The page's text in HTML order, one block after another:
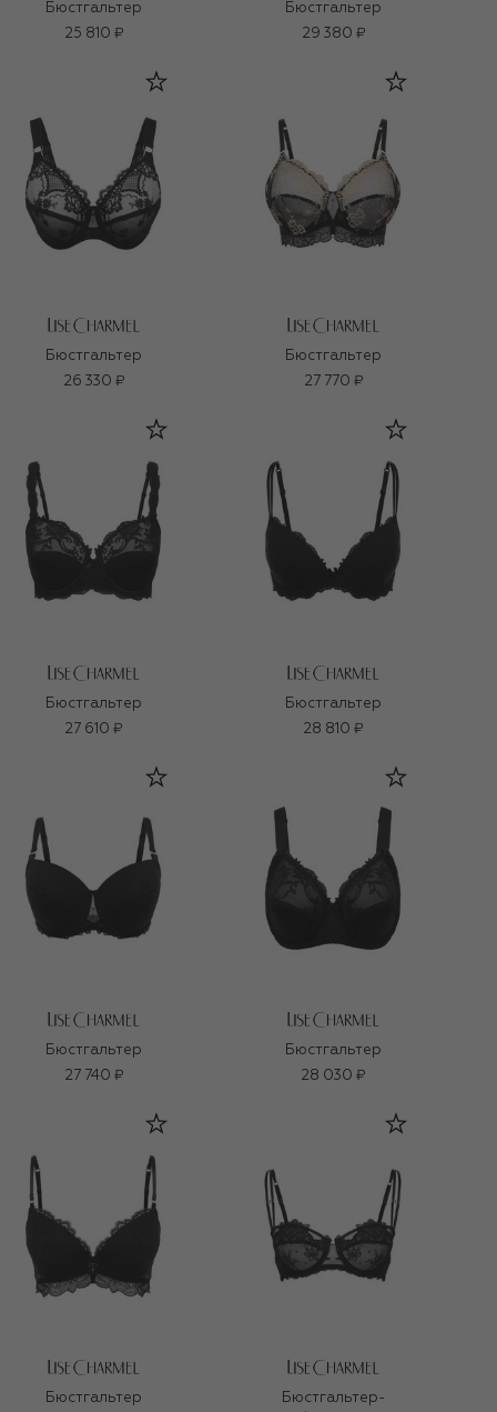
Бюстгальтер
25 810 ₽
Бюстгальтер
29 380 ₽
Бюстгальтер
26 330 ₽
Бюстгальтер
27 770 ₽
Бюстгальтер
27 610 ₽
Бюстгальтер
28 810 ₽
Бюстгальтер
27 740 ₽
Бюстгальтер
28 030 ₽
Бюстгальтер
Бюстгальтер-